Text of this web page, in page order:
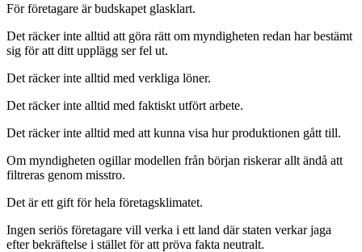
För företagare är budskapet glasklart.
Det räcker inte alltid att göra rätt om myndigheten redan har bestämt
sig för att ditt upplägg ser fel ut.
Det räcker inte alltid med verkliga löner.
Det räcker inte alltid med faktiskt utfört arbete.
Det räcker inte alltid med att kunna visa hur produktionen gått till.
Om myndigheten ogillar modellen från början riskerar allt ändå att
filtreras genom misstro.
Det är ett gift för hela företagsklimatet.
Ingen seriös företagare vill verka i ett land där staten verkar jaga
efter bekräftelse i stället för att pröva fakta neutralt.